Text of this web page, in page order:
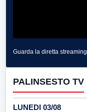
Guarda la diretta streaming
PALINSESTO TV
LUNEDI 03/08